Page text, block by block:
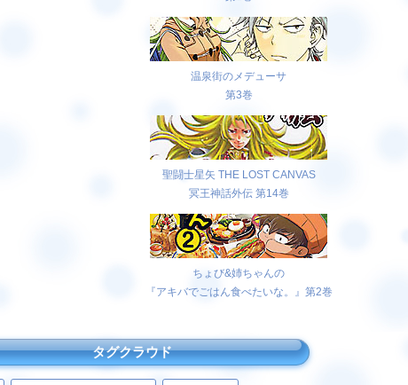
温泉街のメデューサ
第3巻
聖闘士星矢 THE LOST CANVAS
冥王神話外伝 第14巻
ちょび&姉ちゃんの
『アキバでごはん食べたいな。』第2巻
タグクラウド